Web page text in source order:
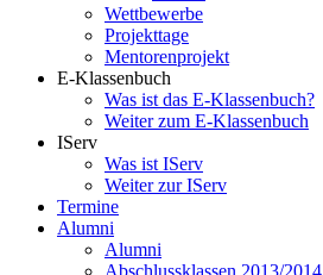
Wettbewerbe
Projekttage
Mentorenprojekt
E-Klassenbuch
Was ist das E-Klassenbuch?
Weiter zum E-Klassenbuch
IServ
Was ist IServ
Weiter zur IServ
Termine
Alumni
Alumni
Abschlussklassen 2013/2014